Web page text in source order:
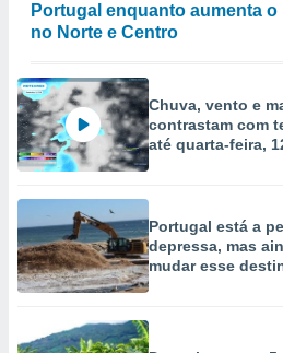
Portugal enquanto aumenta
no Norte e Centro
Chuva, vento e
contrastam com
até quarta-feira,
Portugal está a
depressa, mas
mudar esse